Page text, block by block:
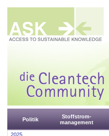
Politik
Stoffstrom-
management
2025